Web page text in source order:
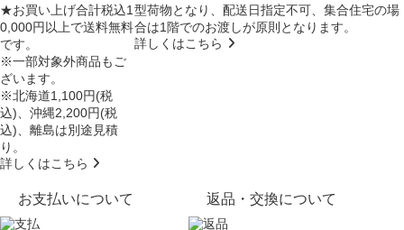
★お買い上げ合計税込1
0,000円以上で送料無料
です。
※一部対象外商品もご
ざいます。
※北海道1,100円(税
込)、沖縄2,200円(税
込)、離島は別途見積
り。
詳しくはこちら
型荷物となり、配送日指定不可、集合住宅の場
合は1階でのお渡しが原則となります。
詳しくはこちら
お支払いについて 返品・交換について